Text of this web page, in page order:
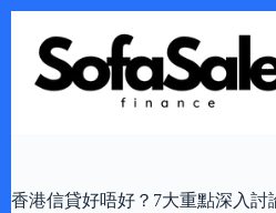
content
香港信貸好唔好？7大重點深入討